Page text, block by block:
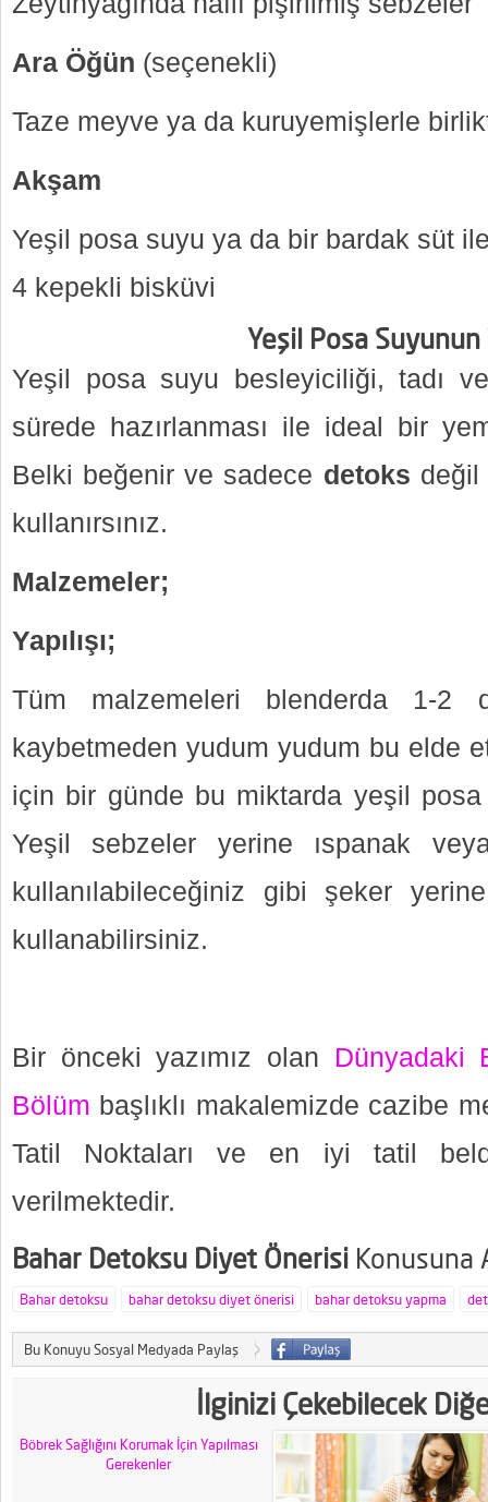
Ara Öğün (seçenekli)
Taze meyve ya da kuruyemişlerle
Akşam
Yeşil posa suyu ya da bir bardak süt
4 kepekli bisküvi
Yeşil Posa
Yeşil posa suyu besleyiciliği, tadı
sürede hazırlanması ile ideal bir
Belki beğenir ve sadece detoks değil
kullanırsınız.
Malzemeler;
Yapılışı;
Tüm malzemeleri blenderda 1-2
kaybetmeden yudum yudum bu elde
için bir günde bu miktarda yeşil posa
Yeşil sebzeler yerine ıspanak
kullanılabileceğiniz gibi şeker
kullanabilirsiniz.
Bir önceki yazımız olan Dünyadaki
Bölüm başlıklı makalemizde cazibe
Tatil Noktaları ve en iyi tatil
verilmektedir.
Bahar Detoksu Diyet Önerisi Konusuna
Bahar detoksu bahar detoksu diyet önerisi bahar detoksu yapma
Bu Konuyu Sosyal Medyada Paylaş
İlginizi Çekebilecek
Böbrek Sağlığını Korumak İçin Yapılması
Gerekenler